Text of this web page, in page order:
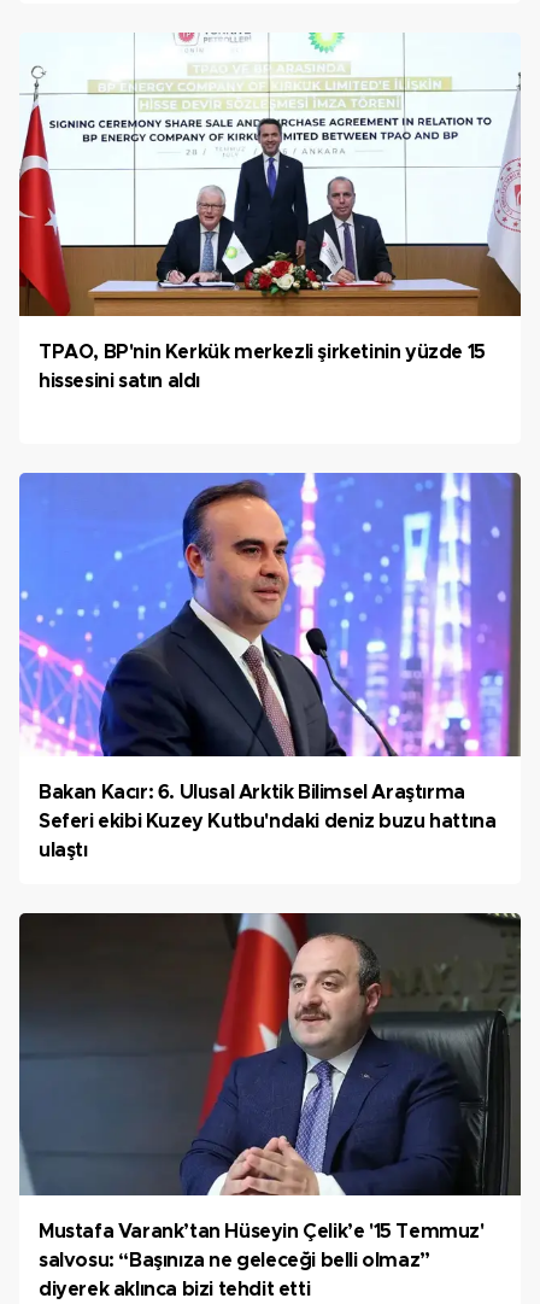
TPAO, BP'nin Kerkük merkezli şirketinin yüzde 15
hissesini satın aldı
Bakan Kacır: 6. Ulusal Arktik Bilimsel Araştırma
Seferi ekibi Kuzey Kutbu'ndaki deniz buzu hattına
ulaştı
Mustafa Varank’tan Hüseyin Çelik’e '15 Temmuz'
salvosu: “Başınıza ne geleceği belli olmaz”
diyerek aklınca bizi tehdit etti